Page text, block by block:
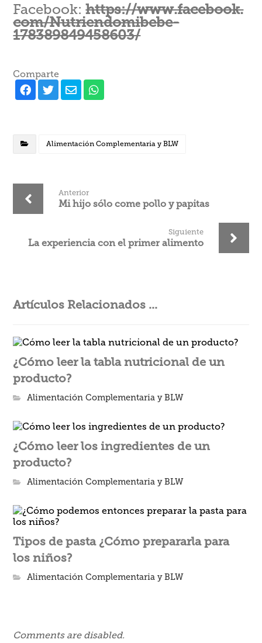
Facebook:https://www.facebook.
com/Nutriendomibebe-
178389849458603/
Comparte
Alimentación Complementaria y BLW
Anterior
Mi hijo sólo come pollo y papitas
Siguiente
La experiencia con el primer alimento
Artículos Relacionados ...
¿Cómo leer la tabla nutricional de un
producto?
Alimentación Complementaria y BLW
¿Cómo leer los ingredientes de un
producto?
Alimentación Complementaria y BLW
Tipos de pasta ¿Cómo prepararla para
los niños?
Alimentación Complementaria y BLW
Comments are disabled.